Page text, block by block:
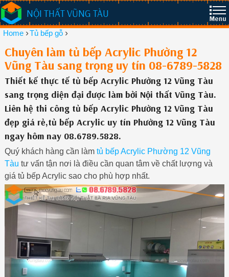
NỘI THẤT VŨNG TÀU
Home ›Tủ bếp gỗ ›
Chuyên làm tủ bếp Acrylic Phường 12
Vũng Tàu sang trọng uy tín 08-6789-5828
Thiết kế thực tế tủ bếp Acrylic Phường 12 Vũng Tàu
sang trọng diện đại được làm bởi Nội thất Vũng Tàu.
Liên hệ thi công tủ bếp Acrylic Phường 12 Vũng Tàu
đẹp giá rẻ,tủ bếp Acrylic uy tín Phường 12 Vũng Tàu
ngay hôm nay 08.6789.5828.
Quý khách hàng cần làm tủ bếp Acrylic Phường 12 Vũng
Tàu tư vấn tận nơi là điều cần quan tâm về chất lượng và
giá tủ bếp Acrylic sao cho phù hợp nhất.